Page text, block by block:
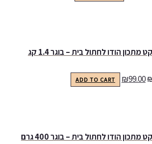
הודו לחתול בית – בוגר 1.4 קג
₪
ADD TO CART
הודו לחתול בית – בוגר 400 גרם